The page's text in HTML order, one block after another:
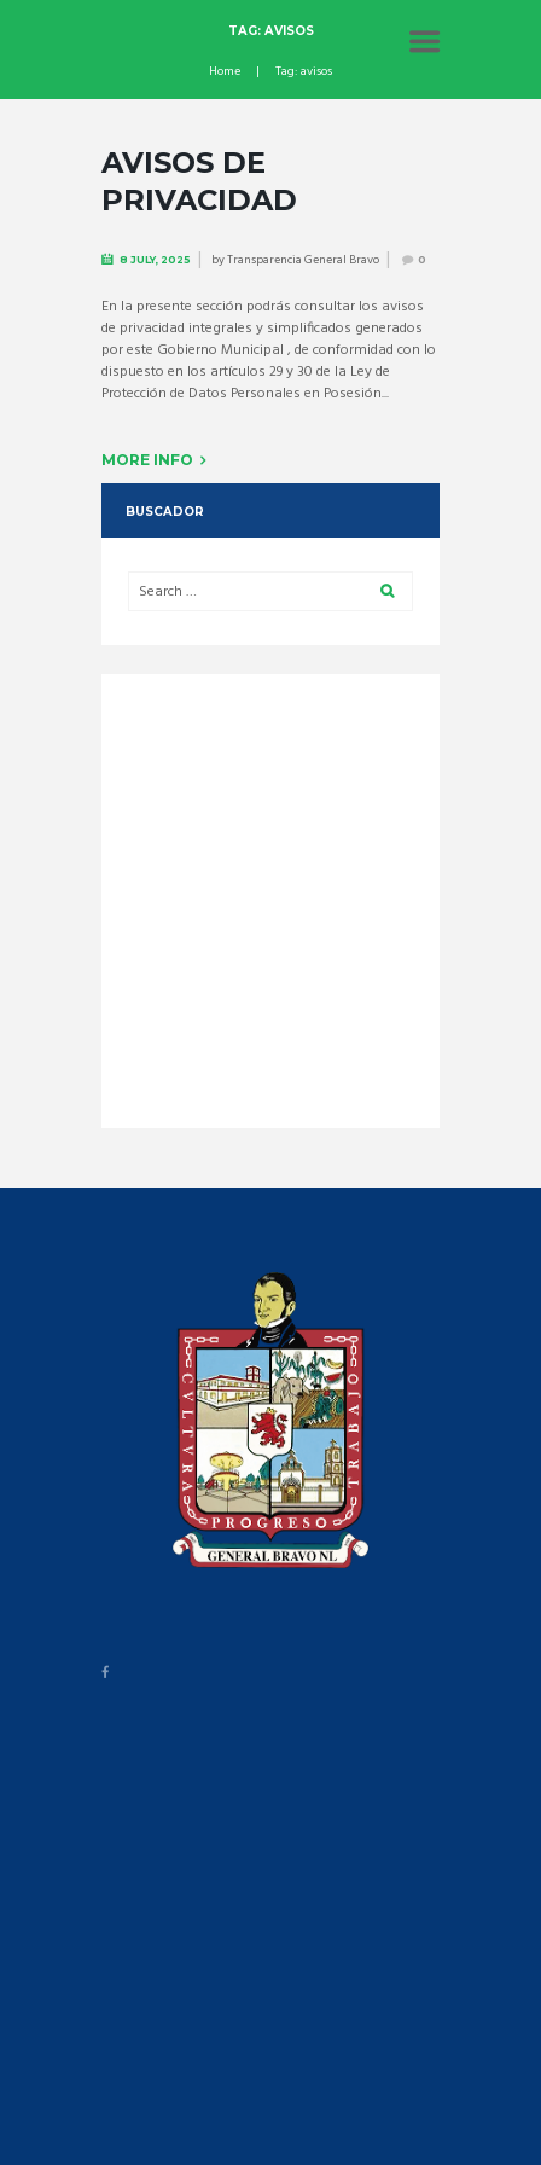
TAG: AVISOS
Home Tag: avisos
AVISOS DE
PRIVACIDAD
8 JULY, 2025 byTransparencia General Bravo 0
En la presente sección podrás consultar los avisos
de privacidad integrales y simplificados generados
por este Gobierno Municipal , de conformidad con lo
dispuesto en los artículos 29 y 30 de la Ley de
Protección de Datos Personales en Posesión...
MORE INFO
BUSCADOR